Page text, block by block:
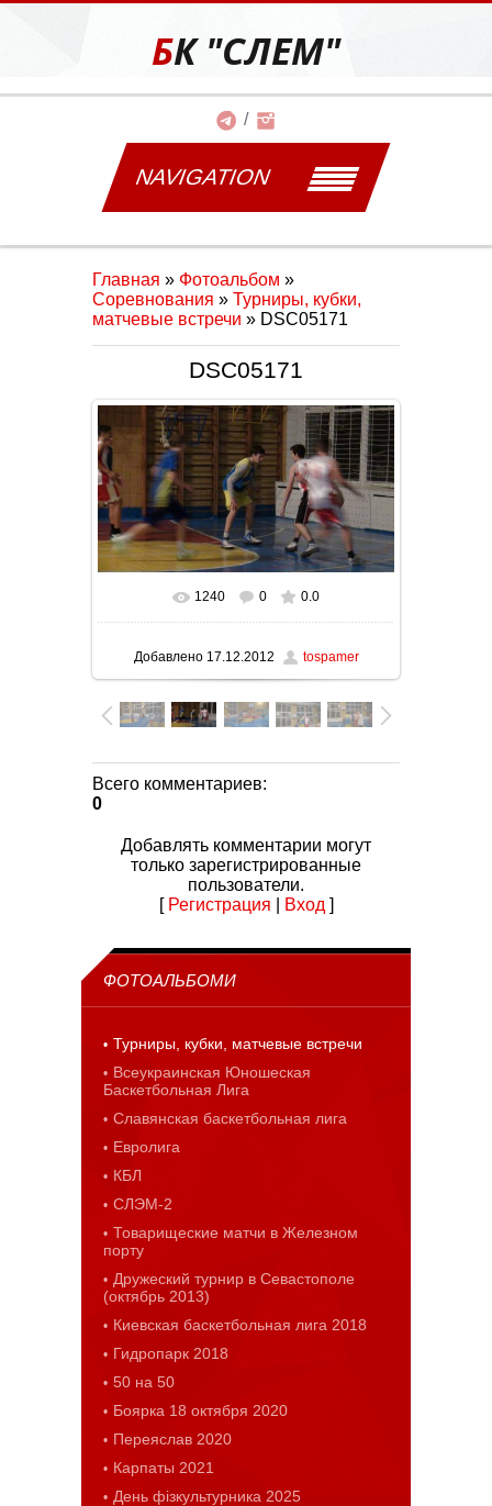
БК "СЛЕМ"
NAVIGATION
Главная » Фотоальбом »
Соревнования » Турниры, кубки,
матчевые встречи » DSC05171
DSC05171
В реальном размере 1024x576
1240 0 0.0
Добавлено17.12.2012 tospamer
Всего комментариев:
0
Добавлять комментарии могут
только зарегистрированные
пользователи.
[ Регистрация Вход ]
ФОТОАЛЬБОМИ
Турниры, кубки, матчевые встречи
Всеукраинская Юношеская
Баскетбольная Лига
Славянская баскетбольная лига
Евролига
КБЛ
СЛЭМ-2
Товарищеские матчи в Железном
порту
Дружеский турнир в Севастополе
(октябрь 2013)
Киевская баскетбольная лига 2018
Гидропарк 2018
50 на 50
Боярка 18 октября 2020
Переяслав 2020
Карпаты 2021
День фізкультурника 2025